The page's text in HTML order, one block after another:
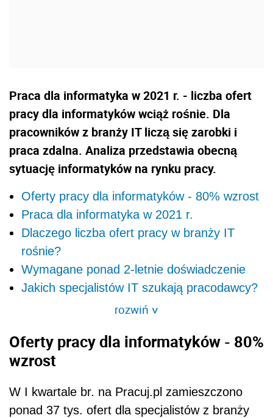
Praca dla informatyka w 2021 r. - liczba ofert
pracy dla informatyków wciąż rośnie. Dla
pracowników z branży IT liczą się zarobki i
praca zdalna. Analiza przedstawia obecną
sytuację informatyków na rynku pracy.
Oferty pracy dla informatyków - 80% wzrost
Praca dla informatyka w 2021 r.
Dlaczego liczba ofert pracy w branży IT
rośnie?
Wymagane ponad 2-letnie doświadczenie
Jakich specjalistów IT szukają pracodawcy?
rozwiń>
Oferty pracy dla informatyków - 80%
wzrost
W I kwartale br. na Pracuj.pl zamieszczono
ponad 37 tys. ofert dla specjalistów z branży